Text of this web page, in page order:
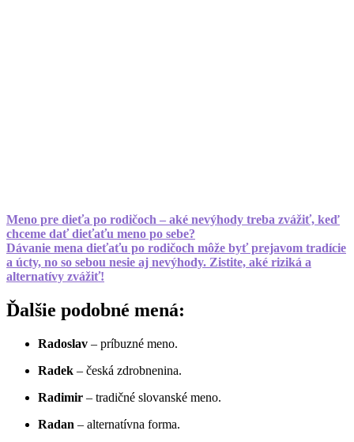
Meno pre dieťa po rodičoch – aké nevýhody treba zvážiť, keď
chceme dať dieťaťu meno po sebe?
Dávanie mena dieťaťu po rodičoch môže byť prejavom tradície
a úcty, no so sebou nesie aj nevýhody. Zistite, aké riziká a
alternatívy zvážiť!
Ďalšie podobné mená:
Radoslav – príbuzné meno.
Radek – česká zdrobnenina.
Radimir – tradičné slovanské meno.
Radan – alternatívna forma.